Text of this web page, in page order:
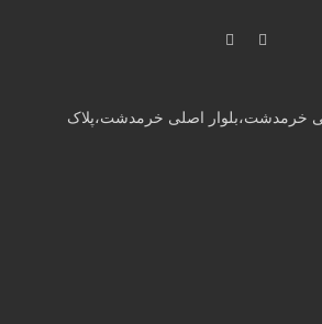
خرمدشت،بلوار اصلی خرمدشت،پلاک